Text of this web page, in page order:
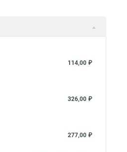
114,00 ₽
326,00 ₽
277,00 ₽